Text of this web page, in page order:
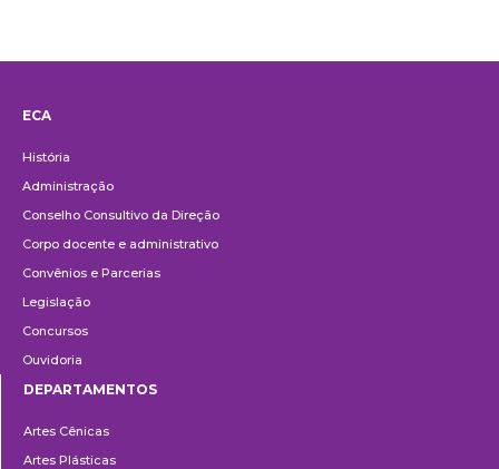
ECA
História
Administração
Conselho Consultivo da Direção
Corpo docente e administrativo
Convênios e Parcerias
Legislação
Concursos
Ouvidoria
DEPARTAMENTOS
Artes Cênicas
Artes Plásticas